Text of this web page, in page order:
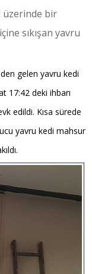
üzerinde bir
sıkışan yavru
gelen yavru kedi
17:42 deki ihbarı
edildi. Kısa sürede
yavru kedi mahsur